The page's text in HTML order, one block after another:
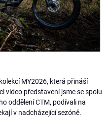
MY2026, která přináší
video představení jsme se spolu
oddělení CTM, podívali na
v nadcházející sezóně.